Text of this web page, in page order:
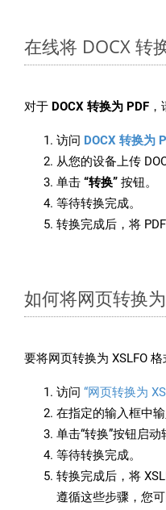
在线将 DOCX 转
对于 DOCX 转换为 PDF
访问 DOCX 转换为
从您的设备上传
单击 “转换” 按钮。
等待转换完成。
转换完成后，将
如何将网页转换
要将网页转换为 XSLFO
访问 “网页转换为
在指定的输入框中输
单击“转换”按钮启动
等待转换完成。
转换完成后，将
遵循这些步骤，您